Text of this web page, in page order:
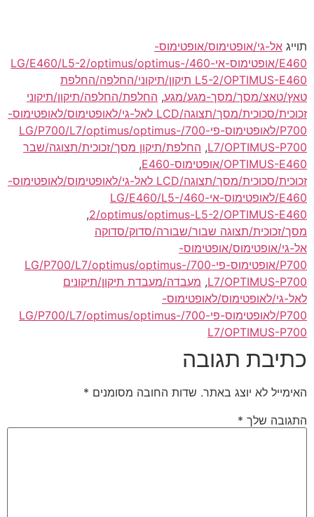
תוייג אל-גי/אופטימוס/אופטימוס-
E460/אופטימוס-אי-460/LG/E460/L5-2/optimus/optimus-
L5-2/OPTIMUS-E460 תיקון/תיקוני/החלפה/החלפת
טאץ/טאצ/מסך/מסך-מגע/מגע, החלפת/החלפה/תיקון/תיקוני
זכוכית/סכוכית/מסך/תצוגה/LCD לאל-גי/לאופטימוס/לאופטימוס-
P700/לאופטימוס-פי-700/LG/P700/L7/optimus/optimus-
L7/OPTIMUS-P700
, החלפת/תיקון מסך/זכוכית/תצוגה/שבר
OPTIMUS-E460/אופטימוס-E460
,
זכוכית/סכוכית/מסך/תצוגה/LCD לאל-גי/לאופטימוס/לאופטימוס-
E460/לאופטימוס-אי-460/LG/E460/L5-
2/optimus/optimus-L5-2/OPTIMUS-E460
,
מסך/זכוכית/תצוגה שבור/שבורה/סדוק/סדוקה
אל-גי/אופטימוס/אופטימוס-
P700/אופטימוס-פי-700/LG/P700/L7/optimus/optimus-
L7/OPTIMUS-P700
, מעבדה/מעבדת תיקון/תיקונים
לאל-גי/לאופטימוס/לאופטימוס-
P700/לאופטימוס-פי-700/LG/P700/L7/optimus/optimus-
L7/OPTIMUS-P700
כתיבת תגובה
האימייל לא יוצג באתר. שדות החובה מסומנים *
התגובה שלך *